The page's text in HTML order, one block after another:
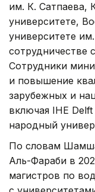
им. К. Сатпаева,
университете,
университете
сотрудничестве
Сотрудники
и повышение
зарубежных и
включая IHE
народный
По словам
Аль-Фараби в
магистров по